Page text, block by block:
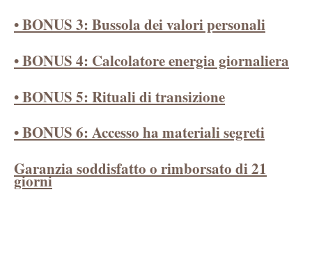
• BONUS 3: Bussola dei valori personali
• BONUS 4: Calcolatore energia giornaliera
• BONUS 5: Rituali di transizione
• BONUS 6: Accesso ha materiali segreti
Garanzia soddisfatto o rimborsato di 21
giorni